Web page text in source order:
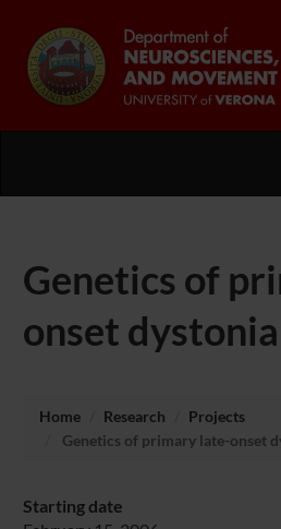
Genetics of
onset dystonia
Home Research
Projects
Genetics of primary late-onset
Starting date